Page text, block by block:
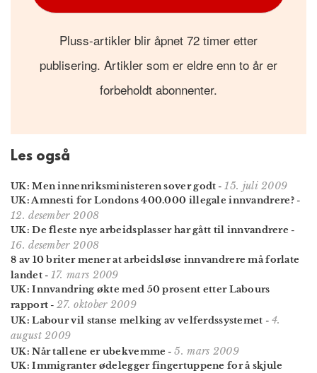
Pluss-artikler blir åpnet 72 timer etter
publisering. Artikler som er eldre enn to år er
forbeholdt abonnenter.
Les også
UK: Men innenriksministeren sover godt -15. juli 2009
UK: Amnesti for Londons 400.000 illegale innvandrere?-
12. desember 2008
UK: De fleste nye arbeidsplasser har gått til innvandrere -
16. desember 2008
8 av 10 briter mener at arbeidsløse innvandrere må forlate
landet- 17. mars 2009
UK: Innvandring økte med 50 prosent etter Labours
rapport -27. oktober 2009
UK: Labour vil stanse melking av velferdssystemet - 4.
august 2009
UK: Når tallene er ubekvemme -5. mars 2009
UK: Immigranter ødelegger fingertuppene for å skjule